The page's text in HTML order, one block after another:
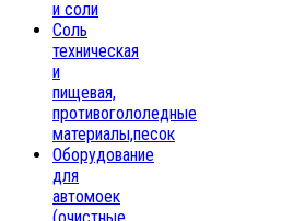
и соли
Соль
техническая
и
пищевая,
противогололедные
материалы,песок
Oборудование
для
автомоек